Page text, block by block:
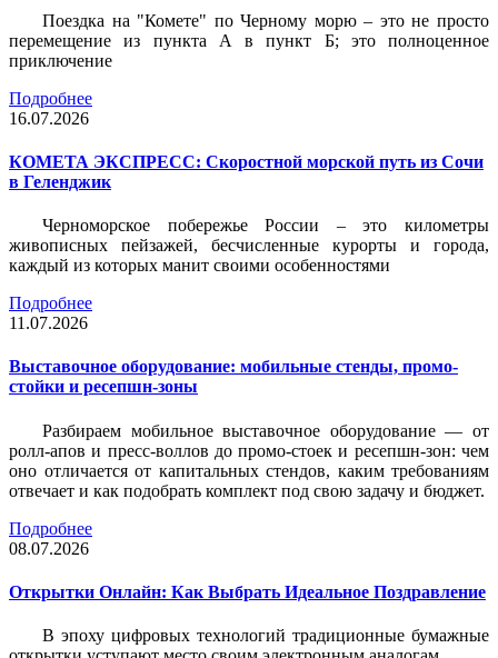
Поездка на "Комете" по Черному морю – это не просто
перемещение из пункта А в пункт Б; это полноценное
приключение
Подробнее
16.07.2026
КОМЕТА ЭКСПРЕСС: Скоростной морской путь из Сочи
в Геленджик
Черноморское побережье России – это километры
живописных пейзажей, бесчисленные курорты и города,
каждый из которых манит своими особенностями
Подробнее
11.07.2026
Выставочное оборудование: мобильные стенды, промо-
стойки и ресепшн-зоны
Разбираем мобильное выставочное оборудование — от
ролл-апов и пресс-воллов до промо-стоек и ресепшн-зон: чем
оно отличается от капитальных стендов, каким требованиям
отвечает и как подобрать комплект под свою задачу и бюджет.
Подробнее
08.07.2026
Открытки Онлайн: Как Выбрать Идеальное Поздравление
В эпоху цифровых технологий традиционные бумажные